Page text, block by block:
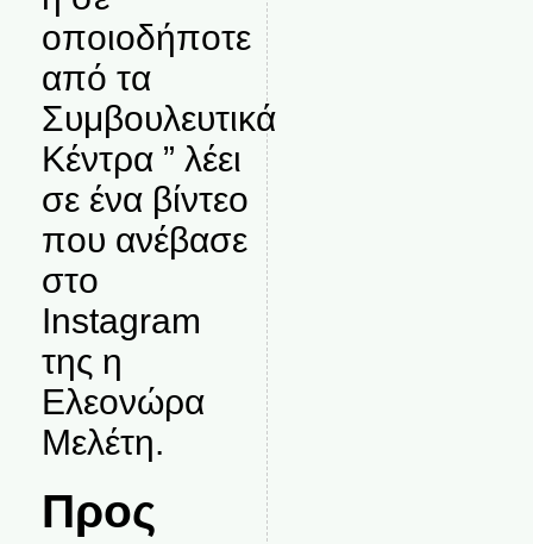
οποιοδήποτε
από τα
Συμβουλευτικά
Κέντρα ” λέει
σε ένα βίντεο
που ανέβασε
στο
Instagram
της η
Ελεονώρα
Μελέτη.
Προς